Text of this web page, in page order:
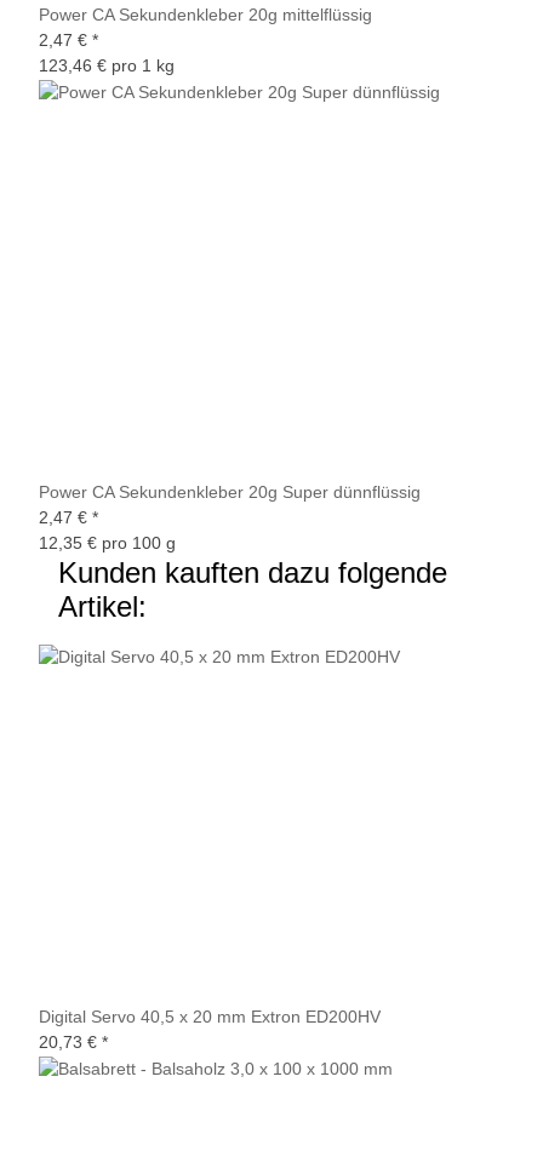
Power CA Sekundenkleber 20g mittelflüssig
2,47 € *
123,46 € pro 1 kg
Power CA Sekundenkleber 20g Super dünnflüssig
2,47 € *
12,35 € pro 100 g
Kunden kauften dazu folgende
Artikel:
Digital Servo 40,5 x 20 mm Extron ED200HV
20,73 € *